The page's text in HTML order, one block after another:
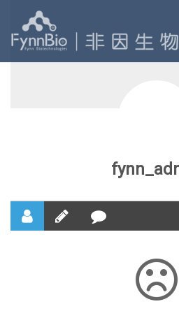
跳
至